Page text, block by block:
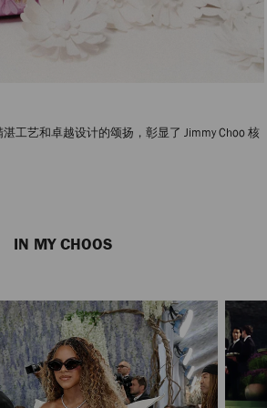
工艺和卓越设计的颂扬，彰显了 Jimmy Choo 核
IN MY CHOOS